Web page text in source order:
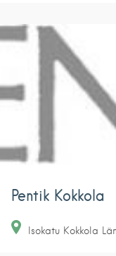
Pentik Kokkola
Isokatu Kokkola